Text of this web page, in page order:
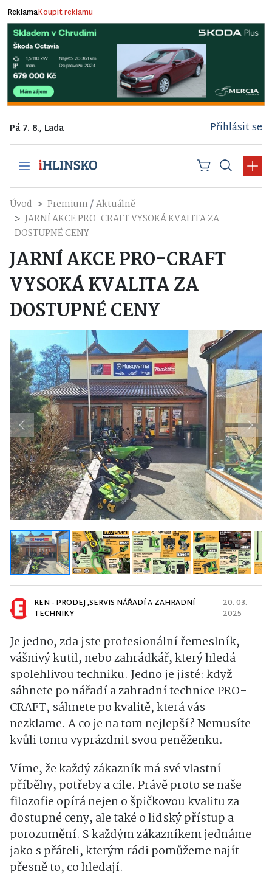
ReklamaKoupit reklamu
Pá 7. 8., Lada Přihlásit se
Úvod Premium/Aktuálně
JARNÍ AKCE PRO-CRAFT VYSOKÁ KVALITA ZA
DOSTUPNÉ CENY
JARNÍ AKCE PRO-CRAFT
VYSOKÁ KVALITA ZA
DOSTUPNÉ CENY
Previous Next
REN - PRODEJ ,SERVIS NÁŘADÍ A ZAHRADNÍ
TECHNIKY
20. 03.
2025
Je jedno, zda jste profesionální řemeslník,
vášnivý kutil, nebo zahrádkář, který hledá
spolehlivou techniku. Jedno je jisté: když
sáhnete po nářadí a zahradní technice PRO-
CRAFT, sáhnete po kvalitě, která vás
nezklame. A co je na tom nejlepší? Nemusíte
kvůli tomu vyprázdnit svou peněženku.
Víme, že každý zákazník má své vlastní
příběhy, potřeby a cíle. Právě proto se naše
filozofie opírá nejen o špičkovou kvalitu za
dostupné ceny, ale také o lidský přístup a
porozumění. S každým zákazníkem jednáme
jako s přáteli, kterým rádi pomůžeme najít
přesně to, co hledají.